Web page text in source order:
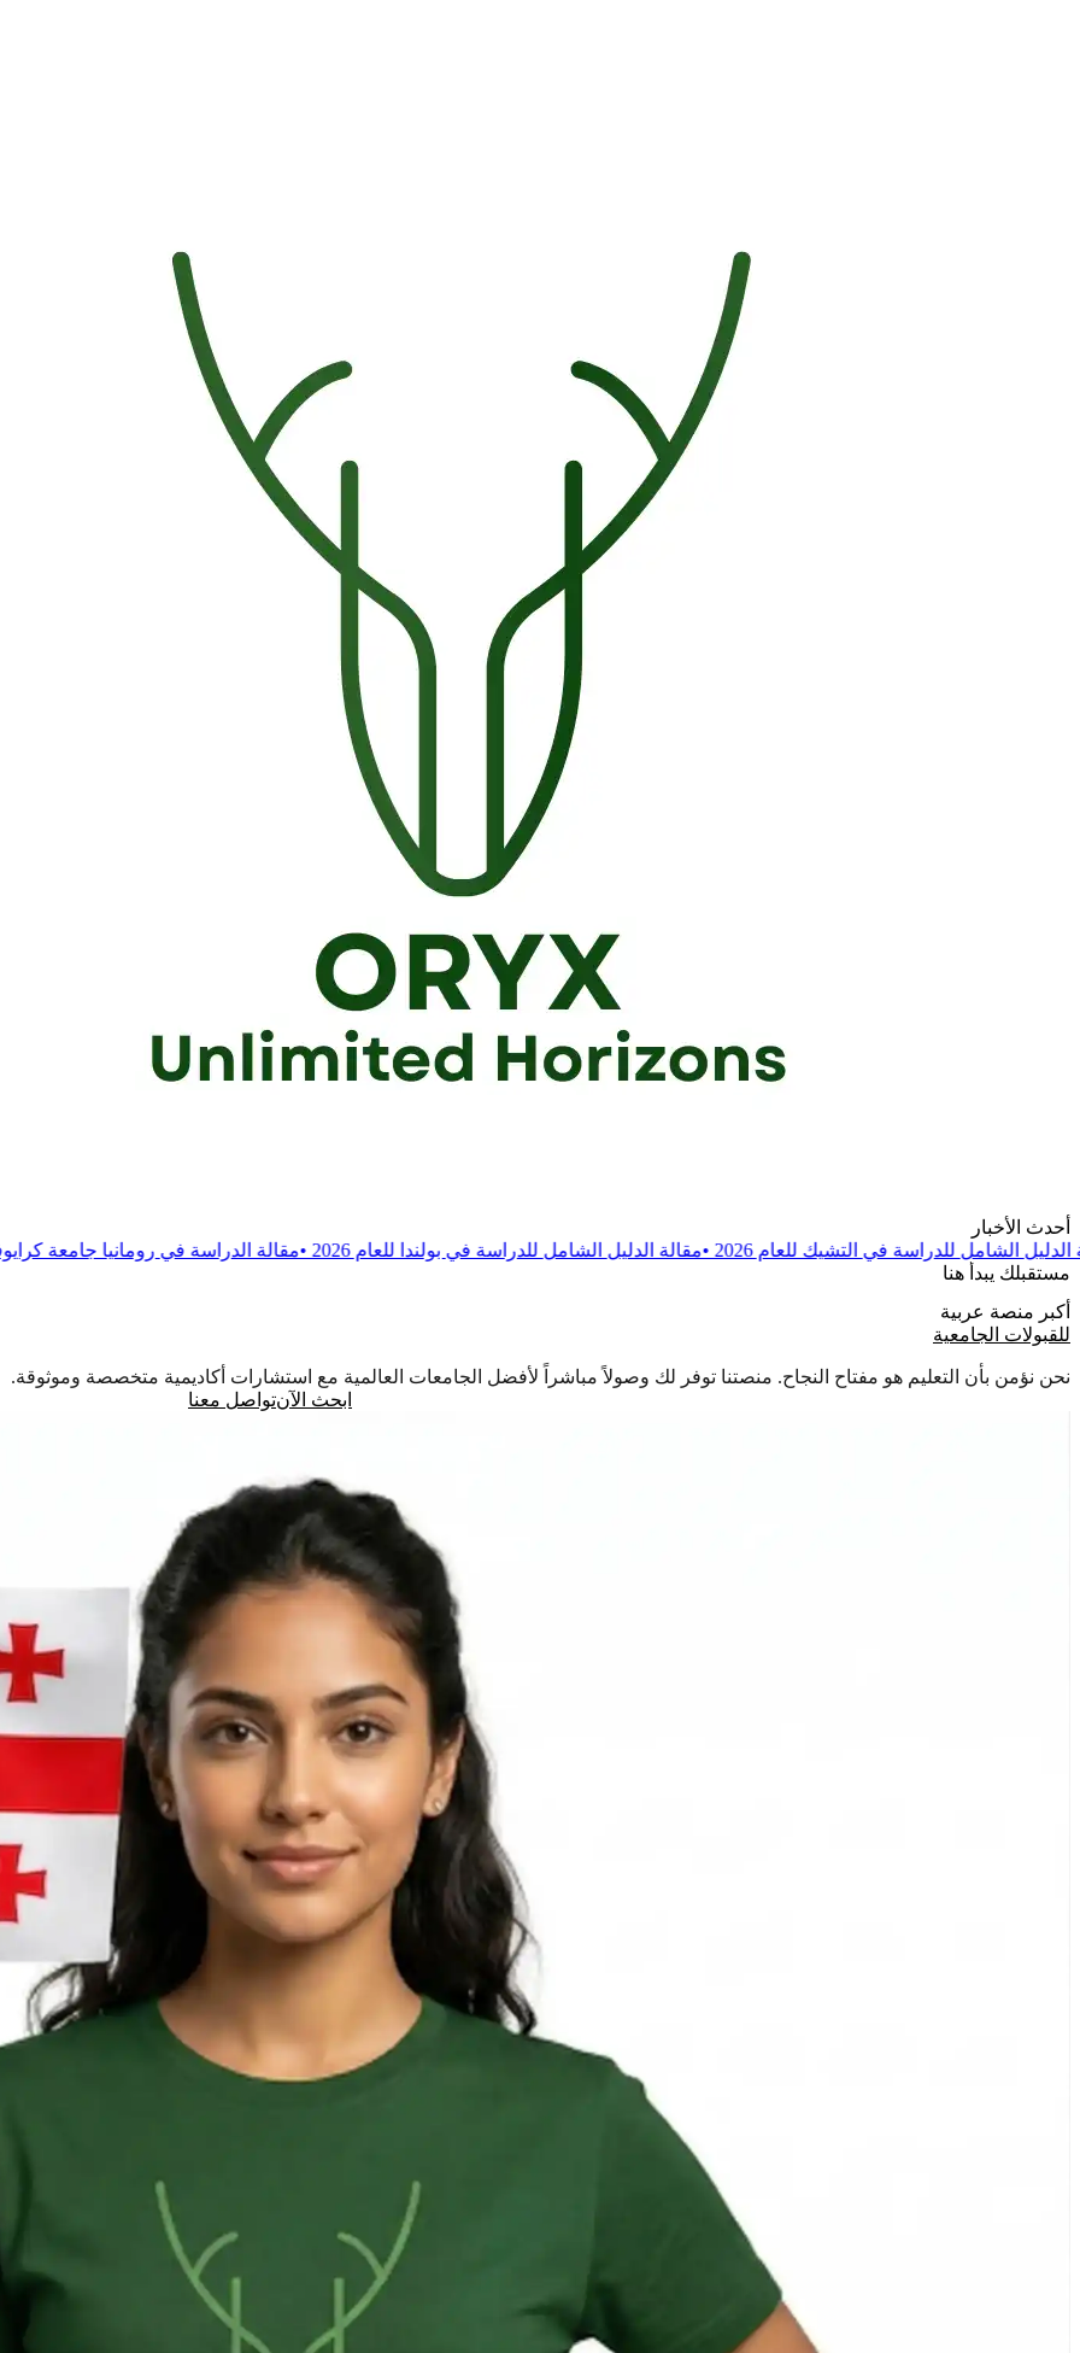
أحدث الأخبار
في التشيك للعام 2026
•مقالة الدليل الشامل للدراسة في بولندا للعام 2026 • مقالة الدراسة في رومانيا جامعة كرايوفا للطب والصيدلة
مستقبلك يبدأ هنا
أكبر منصة عربية
للقبولات الجامعية
نحن نؤمن بأن التعليم هو مفتاح النجاح. منصتنا توفر لك وصولاً مباشراً لأفضل الجامعات العالمية مع استشارات أكاديمية متخصصة وموثوقة.
ابحث الآنتواصل معنا